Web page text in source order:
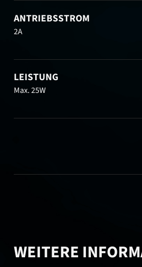
ANTRIEBSSTROM
2A
LEISTUNG
Max. 25W
WEITERE